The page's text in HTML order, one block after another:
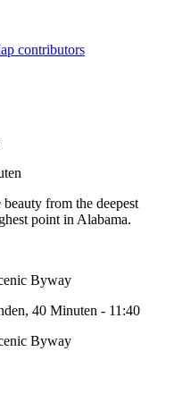
contributors
from the deepest
point in Alabama.
Byway
40 Minuten - 11:40
Byway